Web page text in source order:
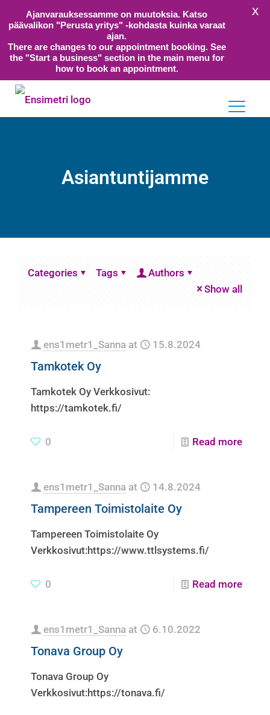
Asiantuntijamme
Categories Tags
Authors
Show all
ens1metr1_Sanna at 15.8.2024
Tamkotek Oy
Tamkotek Oy Verkkosivut:
https://tamkotek.fi/
0 Read more
ens1metr1_Sanna at 14.8.2024
Tampereen Toimistolaite Oy
Tampereen Toimistolaite Oy
Verkkosivut:https://www.ttlsystems.fi/
0 Read more
ens1metr1_Sanna at 6.10.2022
Tonava Group Oy
Tonava Group Oy
Verkkosivut:https://tonava.fi/
Ajanvarauksessamme on muutoksia. Katso
päävalikon "Perusta yritys" -kohdasta kuinka varaat
ajan.
There are changes to our appointment booking. See
the "Start a business" section in the main menu for
how to book an appointment.
X